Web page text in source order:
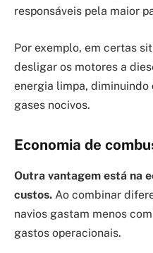
responsáveis pela maior
Por exemplo, em certas
desligar os motores a
energia limpa,
gases nocivos.
Economia de
Outra vantagem está na
custos. Ao combinar
navios gastam menos
gastos operacionais.